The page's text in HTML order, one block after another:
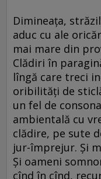
Dimineaţa,
aduc cu ale
mai mare din
Clădiri în
lîngă care treci
oribilităţi de
un fel de
ambientală cu
clădire, pe sute
jur-împrejur. Şi
Şi oameni
cînd în cînd,